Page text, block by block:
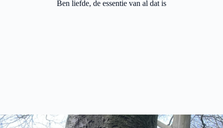
Ben liefde, de essentie van al dat is